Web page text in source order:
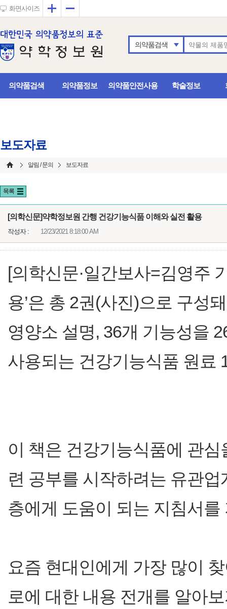
화면사이즈 확대
의약품검색
의약품검색 의약품정보 의약품안전사용 학술정보
보도자료
알림 / 문의 보도자료
목록
[의학신문]약학정보원 간행 건강기능식품 이해와 실전 활용
작성자 : 12/23/2021 8:18:00 AM
[의학신문·일간보사=김영주
용’은 총 2권(사진)으로 구성
영양소 설명, 36개 기능성을
사용되는 건강기능식품 원료
이 책은 건강기능식품에 관
련 공부를 시작하려는 유관
층에게 도움이 되는 지침서를
요즘 현대인에게 가장 많이
로에 대한 내용 전개를 알아